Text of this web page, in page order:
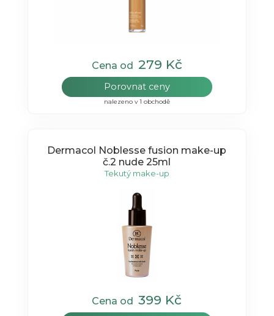
Cena od 279 Kč
Porovnat ceny
nalezeno v 1 obchodě
Dermacol Noblesse fusion make-up
č.2 nude 25ml
Tekutý make-up
Cena od399 Kč